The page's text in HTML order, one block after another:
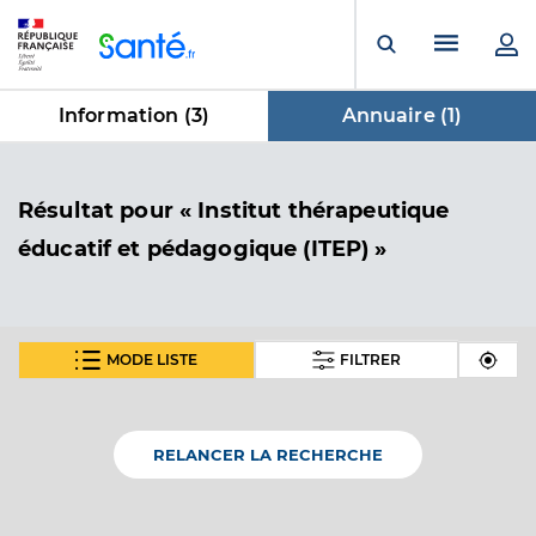
Ouvrir laMenu
Information (3) Annuaire (1)
Résultat dans Annuaire
pour « Institut thérapeutique
éducatif et pédagogique (ITEP) »
MODE LISTE FILTRER
(ITEP)
Etablissement de soins
RELANCER LA RECHERCHE